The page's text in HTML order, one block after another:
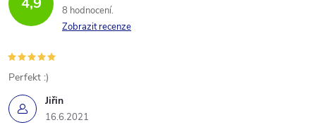
p
i
s
u
8 hodnocení
Zobrazit recenze
Jiřin
16.6.2021
Perfekt :)